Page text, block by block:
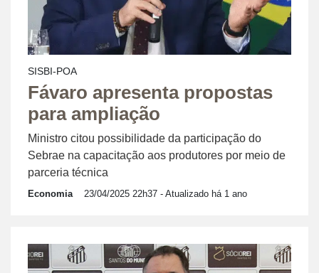
SISBI-POA
Fávaro apresenta propostas
para ampliação
Ministro citou possibilidade da participação do
Sebrae na capacitação aos produtores por meio de
parceria técnica
Economia 23/04/2025 22h37 - Atualizado há 1 ano